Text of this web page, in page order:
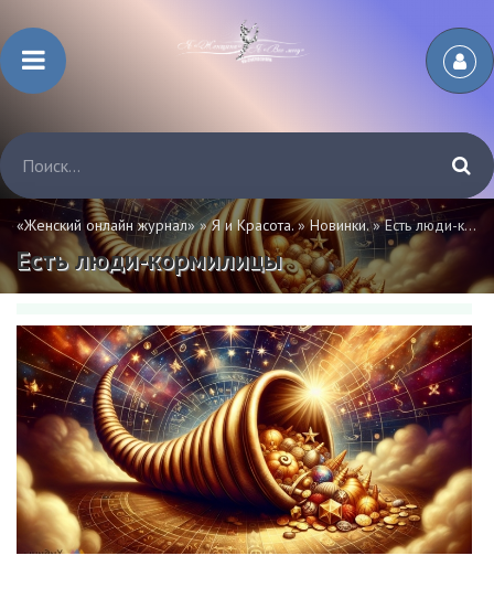
«Женский онлайн журнал»»Я и Красота.»Новинки.» Есть люди-кормилицы
Есть люди-кормилицы